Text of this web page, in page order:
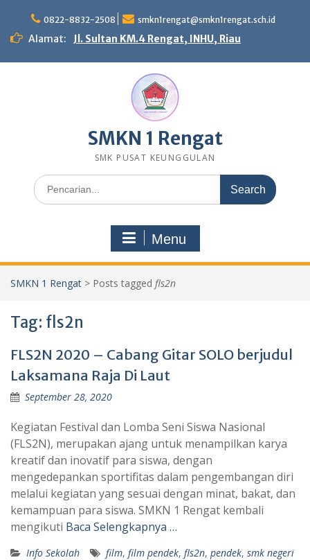
content
0822-8832-2508 smkn1rengat@smkn1rengat.sch.id
Alamat: Jl. Sultan KM.4 Rengat, INHU, Riau
SMKN 1 Rengat
SMK PUSAT KEUNGGULAN
Search
for:
Menu
SMKN 1 Rengat > Posts tagged fls2n
Tag: fls2n
FLS2N 2020 – Cabang Gitar SOLO berjudul
Laksamana Raja Di Laut
September 28, 2020
Kegiatan Festival dan Lomba Seni Siswa Nasional
(FLS2N), merupakan ajang untuk menampilkan karya
kreatif dan inovatif para siswa, dengan
mengedepankan sportifitas dalam pengembangan diri
melalui kegiatan yang sesuai dengan minat, bakat, dan
kemampuan para siswa. SMKN 1 Rengat kembali
mengikuti Baca Selengkapnya …
Info Sekolah film, film pendek, fls2n, pendek, smk negeri